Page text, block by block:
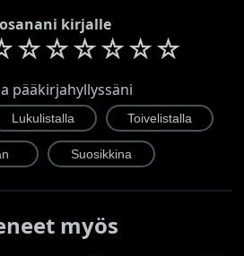
kirjalle
☆☆☆☆☆☆
pääkirjahyllyssäni
myös